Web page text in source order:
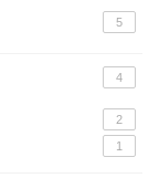
5
4
2
1